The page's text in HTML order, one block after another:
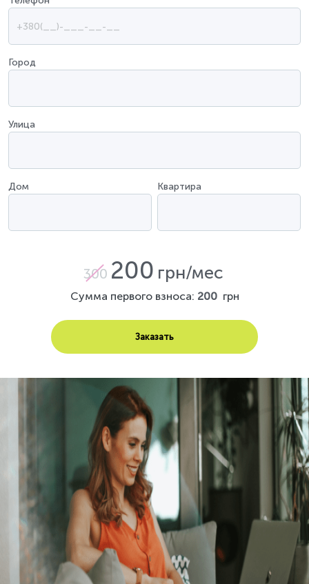
Город
Улица
Дом Квартира
300 200 грн/мес
Сумма первого взноса: 200 грн